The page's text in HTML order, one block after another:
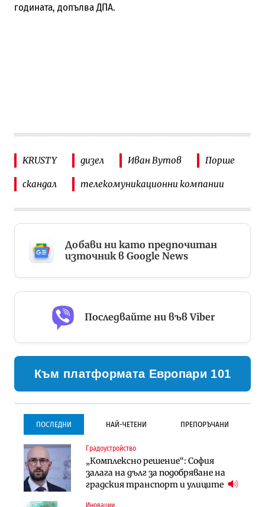
годината, допълва ДПА.
KRUSTY дизел Иван Вутов Порше
скандал телекомуникационни компании
Добави ни като предпочитан
източник в Google News
Последвайте ни във Viber
Към платформата Европари 101
ПОСЛЕДНИ НАЙ-ЧЕТЕНИ ПРЕПОРЪЧАНИ
Градоустройство
„Комплексно решение“: София
залага на дълг за подобряване на
градския транспорт и улиците
Градоустройство
Столична община избра
изпълнител за преместването на
трамвайното трасе по бул.
Инфраструктура
Проектирането на тунела под
Петрохан ще върви паралелно с
екологичните оценки